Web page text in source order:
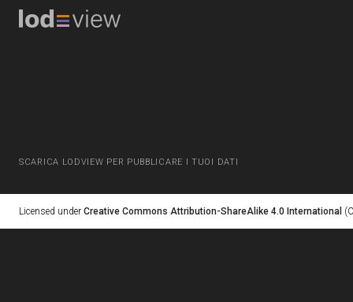
SCARICA LODVIEW PER PUBBLICARE I TUOI DATI
Licensed under Creative Commons Attribution-ShareAlike 4.0 International